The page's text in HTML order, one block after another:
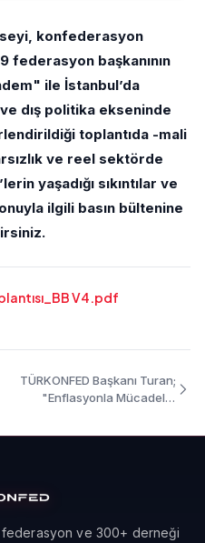
konfederasyon
federasyon başkanının
ile İstanbul’da
dış politika ekseninde
toplantıda -mali
ve reel sektörde
yaşadığı sıkıntılar ve
ilgili basın bültenine
V4.pdf
TÜRKONFED Başkanı Turan;
"Enflasyonla Mücadele,
federasyon ve 300+ derneği